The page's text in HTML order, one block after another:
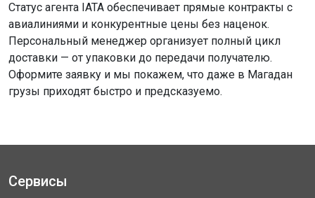
Статус агента IATA обеспечивает прямые контракты с
авиалиниями и конкурентные цены без наценок.
Персональный менеджер организует полный цикл
доставки — от упаковки до передачи получателю.
Оформите заявку и мы покажем, что даже в Магадан
грузы приходят быстро и предсказуемо.
Сервисы